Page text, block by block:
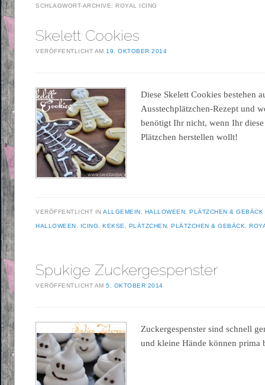
SCHLAGWORT-ARCHIVE: ROYAL ICING
Skelett Cookies
VERÖFFENTLICHT AM19. OKTOBER 2014
Diese Skelett Cookies bestehen
Ausstechplätzchen-Rezept und
benötigt Ihr nicht, wenn Ihr
Plätzchen herstellen wollt!
VERÖFFENTLICHT INALLGEMEIN HALLOWEEN ,PLÄTZCHEN & GEBÄCK
HALLOWEEN ICING ,KEKSE PLÄTZCHEN ,PLÄTZCHEN & GEBÄCK ,
Spukige Zuckergespenster
VERÖFFENTLICHT AM5. OKTOBER 2014
Zuckergespenster sind schnell
und kleine Hände können prima